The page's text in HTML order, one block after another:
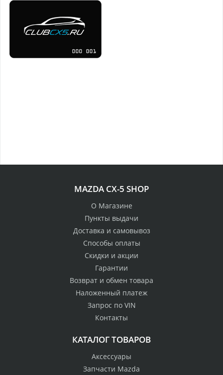
MAZDA CX-5 SHOP
О Магазине
Пункты выдачи
Доставка и самовывоз
Способы оплаты
Скидки и акции
Гарантии
Возврат и обмен товара
Наложенный платеж
Запрос по VIN
Контакты
КАТАЛОГ ТОВАРОВ
Аксессуары
Запчасти Mazda